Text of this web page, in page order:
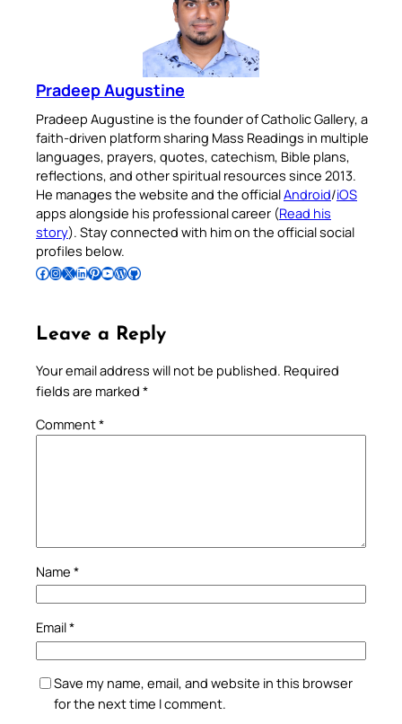
Pradeep Augustine
Pradeep Augustine is the founder of Catholic Gallery, a
faith-driven platform sharing Mass Readings in multiple
languages, prayers, quotes, catechism, Bible plans,
reflections, and other spiritual resources since 2013.
He manages the website and the officialAndroid/iOS
apps alongside his professional career (Read his
story). Stay connected with him on the official social
profiles below.
Follow Pradeep on Facebook Follow Pradeep on InstagramFollow Pradeep on X Follow Pradeep on LinkedIn Follow Pradeep on Pinterest Subscribe to Pradeep’s Youtube Channel Follow Pradeep on WordPress Follow Pradeep on GitHub
Leave a Reply
Your email address will not be published. Required
fields are marked *
Comment*
Name *
Email*
Save my name, email, and website in this browser
for the next time I comment.